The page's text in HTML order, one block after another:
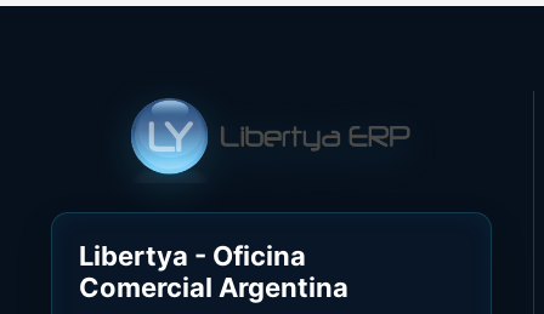
Libertya - Oficina
Comercial Argentina